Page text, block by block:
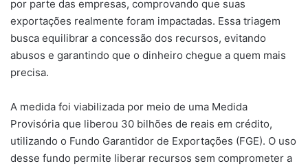
por parte das empresas, comprovando que suas
exportações realmente foram impactadas. Essa triagem
busca equilibrar a concessão dos recursos, evitando
abusos e garantindo que o dinheiro chegue a quem mais
precisa.
A medida foi viabilizada por meio de uma Medida
Provisória que liberou 30 bilhões de reais em crédito,
utilizando o Fundo Garantidor de Exportações (FGE). O uso
desse fundo permite liberar recursos sem comprometer a